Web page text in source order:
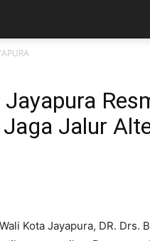
Jaga Jalur